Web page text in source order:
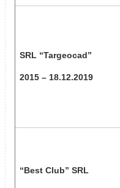
SRL “Targeocad”
2015 – 18.12.2019
“Best Club” SRL